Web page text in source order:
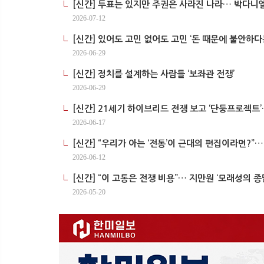
[신간] 투표는 있지만 주권은 사라진 나라… 박다니
2026-07-12
[신간] 있어도 고민 없어도 고민 ‘돈 때문에 불안하다
2026-06-29
[신간] 정치를 설계하는 사람들 ‘보좌관 전쟁’
2026-06-29
[신간] 21세기 하이브리드 전쟁 보고 ‘단둥프로젝
2026-06-17
[신간] “우리가 아는 ‘전통’이 근대의 편집이라면?”…
2026-06-12
[신간] “이 고통은 전쟁 비용”… 지만원 ‘모래성의 종
2026-05-20